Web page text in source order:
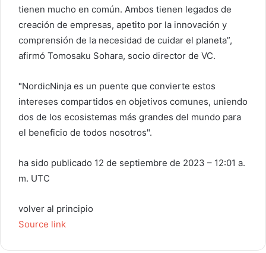
tienen mucho en común. Ambos tienen legados de
creación de empresas, apetito por la innovación y
comprensión de la necesidad de cuidar el planeta”,
afirmó Tomosaku Sohara, socio director de VC.
"NordicNinja es un puente que convierte estos
intereses compartidos en objetivos comunes, uniendo
dos de los ecosistemas más grandes del mundo para
el beneficio de todos nosotros".
ha sido publicado 12 de septiembre de 2023 – 12:01 a.
m. UTC
volver al principio
Source link